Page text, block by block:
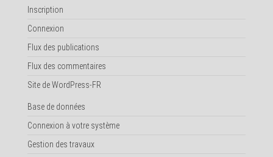
Inscription
Connexion
Flux des publications
Flux des commentaires
Site de WordPress-FR
Base de données
Connexion à votre système
Gestion des travaux